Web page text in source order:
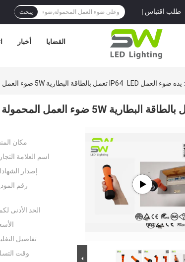
طلب اقتباس | يبحث
أخبار القضايا
يده ضوء العمل LED IP64 تعمل بالطاقة البطارية 5W ضوء العمل المحمولة
مكان
اسم العلامة
إصدار
رقم
الحد الأدنى
تفاصيل
وقت